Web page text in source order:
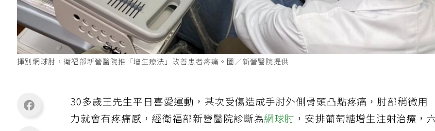
揮別網球肘，衛福部新營醫院推「增生療法」改善患者疼痛。圖／新營醫院提供
30多歲王先生平日喜愛運動，某次受傷造成手肘外側骨頭凸點疼痛，肘部稍微用
力就會有疼痛感，經衛福部新營醫院診斷為網球肘 ，安排葡萄糖增生注射治療，